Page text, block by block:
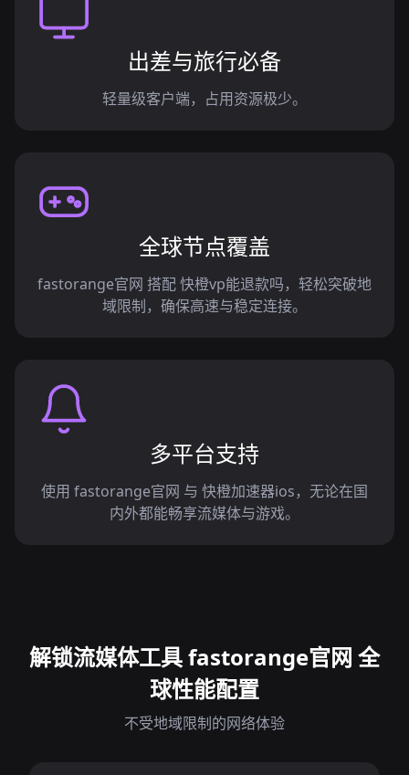
出差与旅行必备
轻量级客户端，占用资源极少。
全球节点覆盖
fastorange官网 搭配 快橙vp能退款吗，轻松突破地
域限制，确保高速与稳定连接。
多平台支持
使用 fastorange官网 与 快橙加速器ios，无论在国
内外都能畅享流媒体与游戏。
解锁流媒体工具 fastorange官网 全
球性能配置
不受地域限制的网络体验